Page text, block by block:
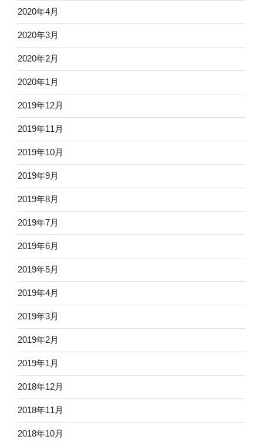
2020年4月
2020年3月
2020年2月
2020年1月
2019年12月
2019年11月
2019年10月
2019年9月
2019年8月
2019年7月
2019年6月
2019年5月
2019年4月
2019年3月
2019年2月
2019年1月
2018年12月
2018年11月
2018年10月